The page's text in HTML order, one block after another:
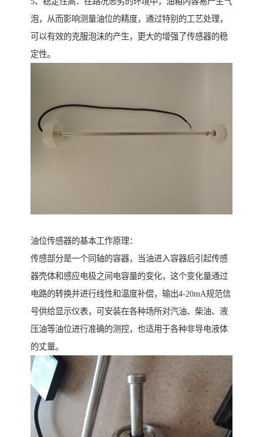
泡，从而影响测量油位的精度，通过特别的工艺处理，
可以有效的克服泡沫的产生，更大的增强了传感器的稳
定性。
油位传感器的基本工作原理：
传感部分是一个同轴的容器，当油进入容器后引起传感
器壳体和感应电极之间电容量的变化，这个变化量通过
电路的转换并进行线性和温度补偿，输出4-20mA规范信
号供给显示仪表，可安装在各种场所对汽油、柴油、液
压油等油位进行准确的测控，也适用于各种非导电液体
的丈量。